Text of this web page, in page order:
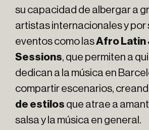
su capacidad de albergar a
artistas internacionales y por
eventos como lasAfro Latin
Sessions, que permiten a
dedican a la música en
compartir escenarios,
de estilos que atrae a
salsa y la música en general.